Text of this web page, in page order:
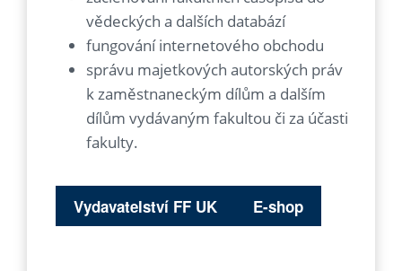
vědeckých a dalších databází
fungování internetového obchodu
správu majetkových autorských práv
k zaměstnaneckým dílům a dalším
dílům vydávaným fakultou či za účasti
fakulty.
Vydavatelství FF UK E-shop